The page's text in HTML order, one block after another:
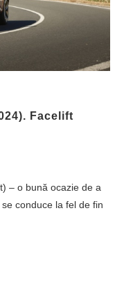
Facelift
– o bună ocazie de a
conduce la fel de fin